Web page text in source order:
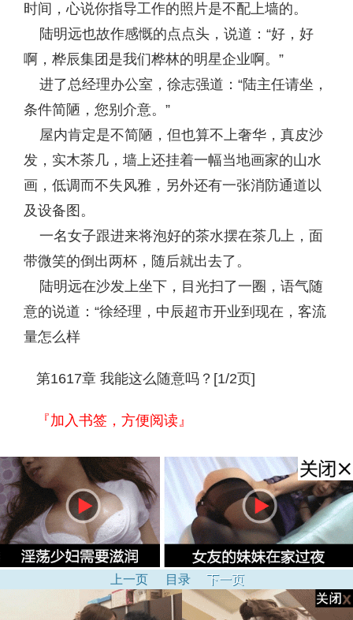
时间，心说你指导工作的照片是不配上墙的。
陆明远也故作感慨的点点头，说道：“好，好
啊，桦辰集团是我们桦林的明星企业啊。”
进了总经理办公室，徐志强道：“陆主任请坐，
条件简陋，您别介意。”
屋内肯定是不简陋，但也算不上奢华，真皮沙
发，实木茶几，墙上还挂着一幅当地画家的山水
画，低调而不失风雅，另外还有一张消防通道以
及设备图。
一名女子跟进来将泡好的茶水摆在茶几上，面
带微笑的倒出两杯，随后就出去了。
陆明远在沙发上坐下，目光扫了一圈，语气随
意的说道：“徐经理，中辰超市开业到现在，客流
量怎么样
第1617章 我能这么随意吗？[1/2页]
『加入书签，方便阅读』
上一页 目录 下一页